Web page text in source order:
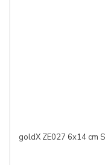
goldX ZE027 6x14 cm